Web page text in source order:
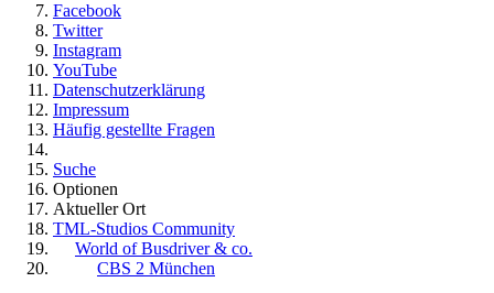
Facebook
Twitter
Instagram
YouTube
Datenschutzerklärung
Impressum
Häufig gestellte Fragen
Suche
Optionen
Aktueller Ort
TML-Studios Community
World of Busdriver & co.
CBS 2 München